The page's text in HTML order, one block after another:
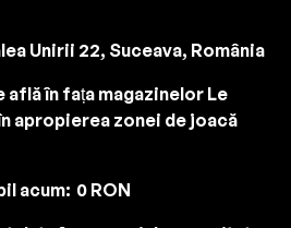
Unirii 22, Suceava, România
în fața magazinelor Le
apropierea zonei de joacă
acum: 0 RON